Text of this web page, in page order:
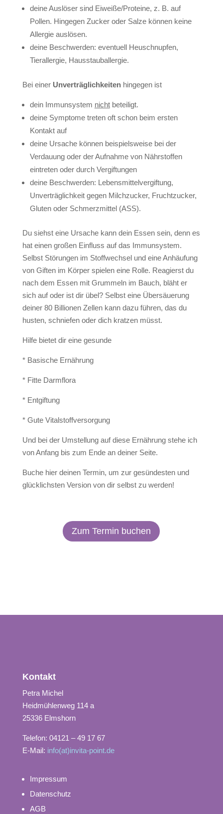
deine Auslöser sind Eiweiße/Proteine, z. B. auf
Pollen. Hingegen Zucker oder Salze können keine
Allergie auslösen.
deine Beschwerden: eventuell Heuschnupfen,
Tierallergie, Hausstauballergie.
Bei einerUnverträglichkeiten hingegen ist
dein Immunsystem nichtbeteiligt.
deine Symptome treten oft schon beim ersten
Kontakt auf
deine Ursache können beispielsweise bei der
Verdauung oder der Aufnahme von Nährstoffen
eintreten oder durch Vergiftungen
deine Beschwerden: Lebensmittelvergiftung,
Unverträglichkeit gegen Milchzucker, Fruchtzucker,
Gluten oder Schmerzmittel (ASS).
Du siehst eine Ursache kann dein Essen sein, denn es
hat einen großen Einfluss auf das Immunsystem.
Selbst Störungen im Stoffwechsel und eine Anhäufung
von Giften im Körper spielen eine Rolle. Reagierst du
nach dem Essen mit Grummeln im Bauch, bläht er
sich auf oder ist dir übel? Selbst eine Übersäuerung
deiner 80 Billionen Zellen kann dazu führen, das du
husten, schniefen oder dich kratzen müsst.
Hilfe bietet dir eine gesunde
* Basische Ernährung
* Fitte Darmflora
* Entgiftung
* Gute Vitalstoffversorgung
Und bei der Umstellung auf diese Ernährung stehe ich
von Anfang bis zum Ende an deiner Seite.
Buche hier deinen Termin, um zur gesündesten und
glücklichsten Version von dir selbst zu werden!
Zum Termin buchen
Kontakt
Petra Michel
Heidmühlenweg 114 a
25336 Elmshorn
Telefon: 04121 – 49 17 67
E-Mail: info(at)invita-point.de
Impressum
Datenschutz
AGB